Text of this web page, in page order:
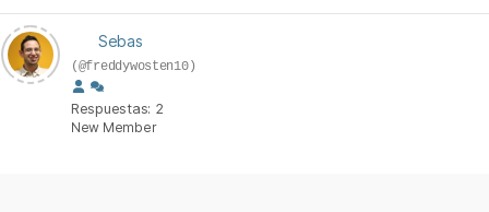
Sebas
(@freddywosten10)
Respuestas: 2
New Member